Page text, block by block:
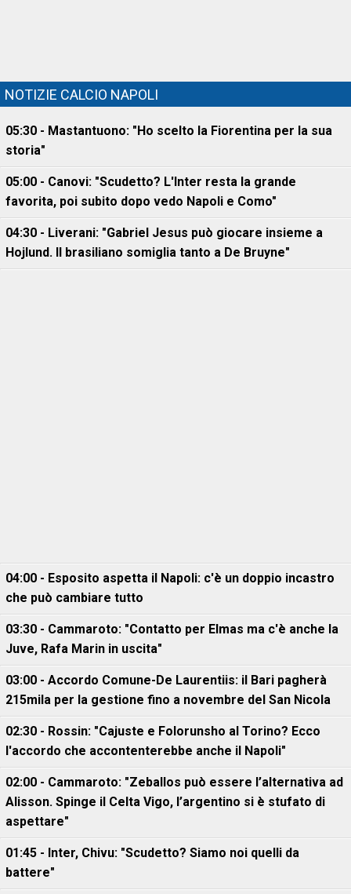
NOTIZIE CALCIO NAPOLI
05:30 - Mastantuono: "Ho scelto la Fiorentina per la sua
storia"
05:00 - Canovi: "Scudetto? L'Inter resta la grande
favorita, poi subito dopo vedo Napoli e Como"
04:30 - Liverani: "Gabriel Jesus può giocare insieme a
Hojlund. Il brasiliano somiglia tanto a De Bruyne"
04:00 - Esposito aspetta il Napoli: c'è un doppio incastro
che può cambiare tutto
03:30 - Cammaroto: "Contatto per Elmas ma c'è anche la
Juve, Rafa Marin in uscita"
03:00 - Accordo Comune-De Laurentiis: il Bari pagherà
215mila per la gestione fino a novembre del San Nicola
02:30 - Rossin: "Cajuste e Folorunsho al Torino? Ecco
l'accordo che accontenterebbe anche il Napoli"
02:00 - Cammaroto: "Zeballos può essere l’alternativa ad
Alisson. Spinge il Celta Vigo, l’argentino si è stufato di
aspettare"
01:45 - Inter, Chivu: "Scudetto? Siamo noi quelli da
battere"